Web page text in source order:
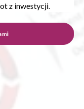
z inwestycji.